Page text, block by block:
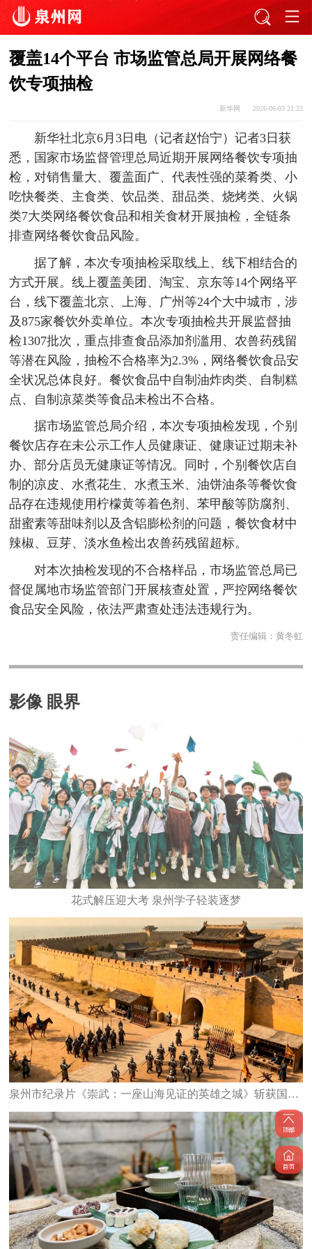
覆盖14个平台 市场监管总局开展网络餐
饮专项抽检
新华网 2026-06-03 21:22
新华社北京6月3日电（记者赵怡宁）记者3日获
悉，国家市场监督管理总局近期开展网络餐饮专项抽
检，对销售量大、覆盖面广、代表性强的菜肴类、小
吃快餐类、主食类、饮品类、甜品类、烧烤类、火锅
类7大类网络餐饮食品和相关食材开展抽检，全链条
排查网络餐饮食品风险。
据了解，本次专项抽检采取线上、线下相结合的
方式开展。线上覆盖美团、淘宝、京东等14个网络平
台，线下覆盖北京、上海、广州等24个大中城市，涉
及875家餐饮外卖单位。本次专项抽检共开展监督抽
检1307批次，重点排查食品添加剂滥用、农兽药残留
等潜在风险，抽检不合格率为2.3%，网络餐饮食品安
全状况总体良好。餐饮食品中自制油炸肉类、自制糕
点、自制凉菜类等食品未检出不合格。
据市场监管总局介绍，本次专项抽检发现，个别
餐饮店存在未公示工作人员健康证、健康证过期未补
办、部分店员无健康证等情况。同时，个别餐饮店自
制的凉皮、水煮花生、水煮玉米、油饼油条等餐饮食
品存在违规使用柠檬黄等着色剂、苯甲酸等防腐剂、
甜蜜素等甜味剂以及含铝膨松剂的问题，餐饮食材中
辣椒、豆芽、淡水鱼检出农兽药残留超标。
对本次抽检发现的不合格样品，市场监管总局已
督促属地市场监管部门开展核查处置，严控网络餐饮
食品安全风险，依法严肃查处违法违规行为。
责任编辑： 黄冬虹
影像 眼界
花式解压迎大考 泉州学子轻装逐梦
泉州市纪录片《崇武：一座山海见证的英雄之城》斩获国家级大奖